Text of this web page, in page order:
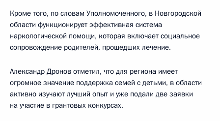
Кроме того, по словам Уполномоченного, в Новгородской
области функционирует эффективная система
наркологической помощи, которая включает социальное
сопровождение родителей, прошедших лечение.
Александр Дронов отметил, что для региона имеет
огромное значение поддержка семей с детьми, в области
активно изучают лучший опыт и уже подали две заявки
на участие в грантовых конкурсах.